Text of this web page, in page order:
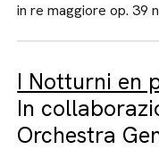
in re maggiore op. 39
I Notturni en
In
Orchestra